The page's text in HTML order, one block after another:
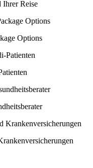
Ihrer Reise
Options